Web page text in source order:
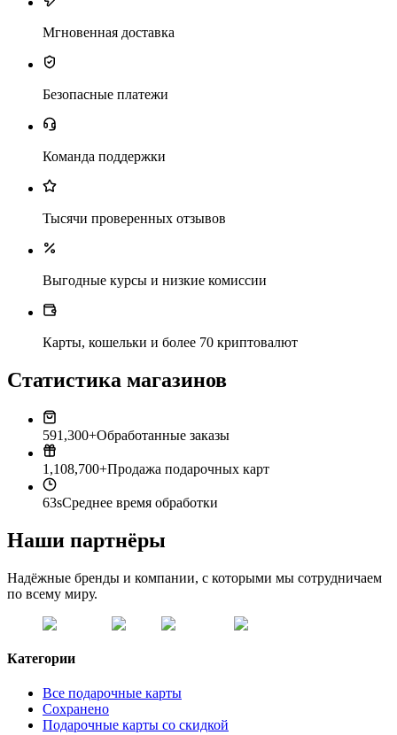
Мгновенная доставка
Безопасные платежи
Команда поддержки
Тысячи проверенных отзывов
Выгодные курсы и низкие комиссии
Карты, кошельки и более 70 криптовалют
Статистика магазинов
591,300+Обработанные заказы
1,108,700+Продажа подарочных карт
63sСреднее время обработки
Наши партнёры
Надёжные бренды и компании, с которыми мы сотрудничаем
по всему миру.
Категории
Все подарочные карты
Сохранено
Подарочные карты со скидкой